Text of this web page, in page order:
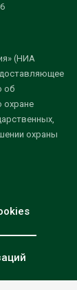
(НИА
об
охране
охраны